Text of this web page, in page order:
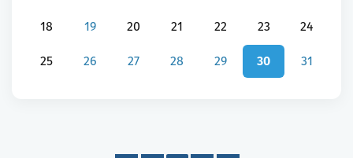
18 19 20 21 22 23 24
25 26 27 28 29 30 31